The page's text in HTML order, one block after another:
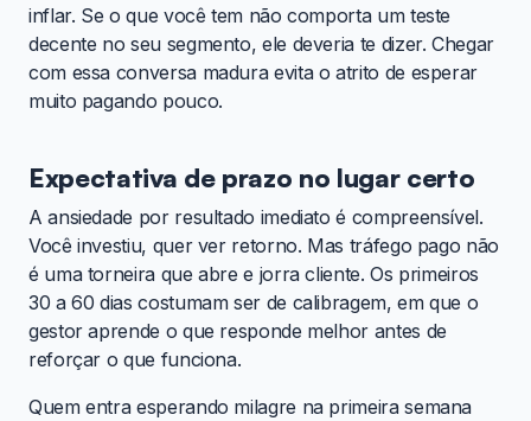
inflar. Se o que você tem não comporta um teste
decente no seu segmento, ele deveria te dizer. Chegar
com essa conversa madura evita o atrito de esperar
muito pagando pouco.
Expectativa de prazo no lugar certo
A ansiedade por resultado imediato é compreensível.
Você investiu, quer ver retorno. Mas tráfego pago não
é uma torneira que abre e jorra cliente. Os primeiros
30 a 60 dias costumam ser de calibragem, em que o
gestor aprende o que responde melhor antes de
reforçar o que funciona.
Quem entra esperando milagre na primeira semana